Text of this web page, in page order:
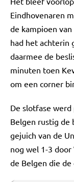
Eindhovenaren
de kampioen
had het achterin
daarmee de
minuten toen
om een corner
De slotfase
Belgen rustig de
gejuich van de
nog wel 1-3
de Belgen die